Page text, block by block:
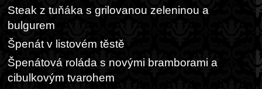
Steak z tuňáka s grilovanou zeleninou a
bulgurem
Špenát v listovém těstě
Špenátová roláda s novými bramborami a
cibulkovým tvarohem